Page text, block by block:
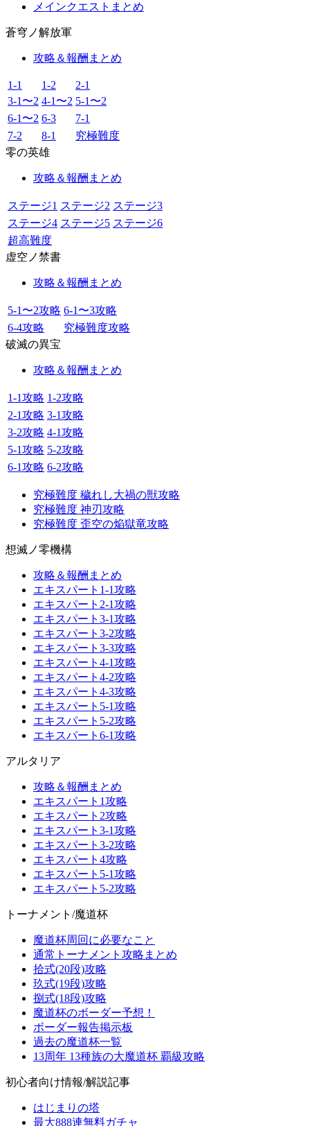
メインクエストまとめ
蒼穹ノ解放軍
攻略＆報酬まとめ
1-1 1-2
2-1
3-1〜2 4-1〜2 5-1〜2
6-1〜2 6-3
7-1
7-2
8-1
究極難度
零の英雄
攻略＆報酬まとめ
ステージ1 ステージ2 ステージ3
ステージ4 ステージ5 ステージ6
超高難度
虚空ノ禁書
攻略＆報酬まとめ
5-1〜2攻略 6-1〜3攻略
6-4攻略
究極難度攻略
破滅の異宝
攻略＆報酬まとめ
1-1攻略 1-2攻略
2-1攻略 3-1攻略
3-2攻略 4-1攻略
5-1攻略 5-2攻略
6-1攻略 6-2攻略
究極難度 穢れし大禍の獣攻略
究極難度 神刃攻略
究極難度 歪空の焔獄竜攻略
想滅ノ零機構
攻略＆報酬まとめ
エキスパート1-1攻略
エキスパート2-1攻略
エキスパート3-1攻略
エキスパート3-2攻略
エキスパート3-3攻略
エキスパート4-1攻略
エキスパート4-2攻略
エキスパート4-3攻略
エキスパート5-1攻略
エキスパート5-2攻略
エキスパート6-1攻略
アルタリア
攻略＆報酬まとめ
エキスパート1攻略
エキスパート2攻略
エキスパート3-1攻略
エキスパート3-2攻略
エキスパート4攻略
エキスパート5-1攻略
エキスパート5-2攻略
トーナメント/魔道杯
魔道杯周回に必要なこと
通常トーナメント攻略まとめ
拾式(20段)攻略
玖式(19段)攻略
捌式(18段)攻略
魔道杯のボーダー予想！
ボーダー報告掲示板
過去の魔道杯一覧
13周年 13種族の大魔道杯 覇級攻略
初心者向け情報/解説記事
はじまりの塔
最大888連無料ガチャ